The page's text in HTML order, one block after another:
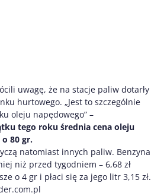
uwagę, że na stacje paliw dotarły
hurtowego. „Jest to szczególnie
oleju napędowego” –
tego roku średnia cena oleju
o 80 gr.
natomiast innych paliw. Benzyna
niż przed tygodniem – 6,68 zł
o 4 gr i płaci się za jego litr 3,15 zł.